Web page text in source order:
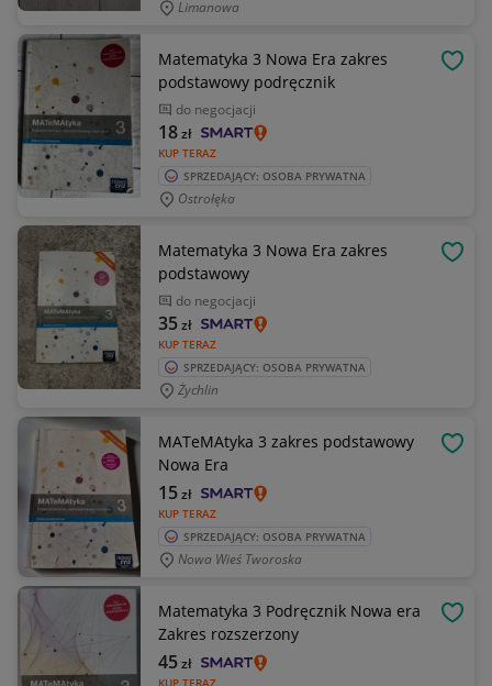
Limanowa
Matematyka 3 Nowa Era zakres
podstawowy podręcznik
do negocjacji
KUP TERAZ
18zł
SPRZEDAJĄCY: OSOBA PRYWATNA
Ostrołęka
Matematyka 3 Nowa Era zakres
podstawowy
do negocjacji
KUP TERAZ
35zł
SPRZEDAJĄCY: OSOBA PRYWATNA
Żychlin
MATeMAtyka 3 zakres podstawowy
Nowa Era
KUP TERAZ
15zł
SPRZEDAJĄCY: OSOBA PRYWATNA
Nowa Wieś Tworoska
Matematyka 3 Podręcznik Nowa era
Zakres rozszerzony
KUP TERAZ
45zł